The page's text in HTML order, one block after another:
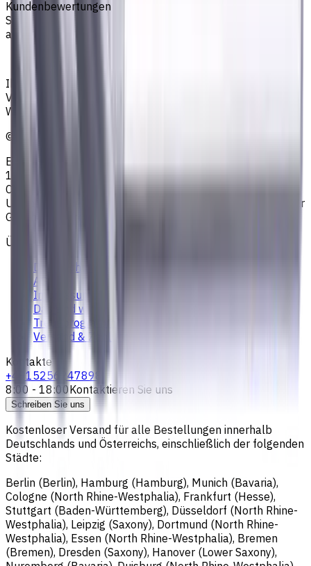
Kundenbewertungen
Sie müssen eingeloggt sein, um eine Bewertung
abzugeben.
Ihr zuverlässiger Lieferant von Werkzeugen,
Verbrauchsmaterialien und Kühlschmierstoffen für CNC-
Werkzeugmaschinen in der Metallbearbeitung
©
E4B2B Gmbh (CNCmarket.de); Heisenbergstraße 5,
10587, Berlin, Deutschland; Registergericht: Amtsgericht
Charlottenburg; Handelsregisternummer: HRB 258196 B;
Umsatzsteuer-ID: DE364343215; Vertretungsberechtigter
Geschäftsführer: Sergey Sysoev
Über uns
Datenschutzerklärung
AGB
Impressum
Das sind wir
Treueprogramm
Versand & Zahlung
Kontakte
+4915256247898
8:00 - 18:00Kontaktieren Sie uns
Schreiben Sie uns
Kostenloser Versand für alle Bestellungen innerhalb
Deutschlands und Österreichs, einschließlich der folgenden
Städte:
Berlin (Berlin), Hamburg (Hamburg), Munich (Bavaria),
Cologne (North Rhine-Westphalia), Frankfurt (Hesse),
Stuttgart (Baden-Württemberg), Düsseldorf (North Rhine-
Westphalia), Leipzig (Saxony), Dortmund (North Rhine-
Westphalia), Essen (North Rhine-Westphalia), Bremen
(Bremen), Dresden (Saxony), Hanover (Lower Saxony),